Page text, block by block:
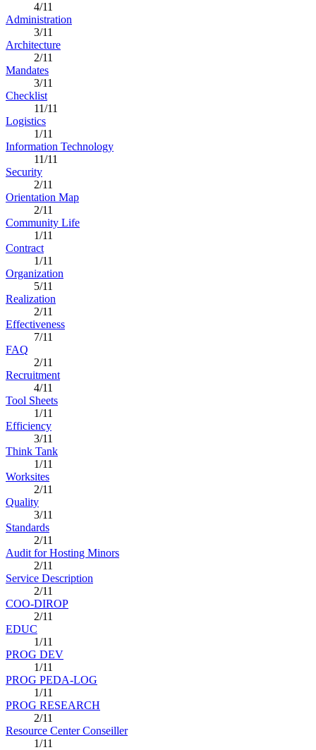
4/11
Administration
3/11
Architecture
2/11
Mandates
3/11
Checklist
11/11
Logistics
1/11
Information Technology
11/11
Security
2/11
Orientation Map
2/11
Community Life
1/11
Contract
1/11
Organization
5/11
Realization
2/11
Effectiveness
7/11
FAQ
2/11
Recruitment
4/11
Tool Sheets
1/11
Efficiency
3/11
Think Tank
1/11
Worksites
2/11
Quality
3/11
Standards
2/11
Audit for Hosting Minors
2/11
Service Description
2/11
COO-DIROP
2/11
EDUC
1/11
PROG DEV
1/11
PROG PEDA-LOG
1/11
PROG RESEARCH
2/11
Resource Center Conseiller
1/11